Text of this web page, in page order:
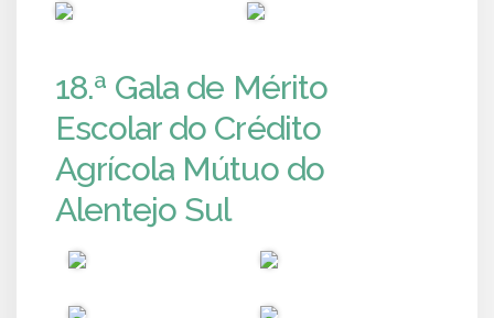
18.ª Gala de Mérito
Escolar do Crédito
Agrícola Mútuo do
Alentejo Sul